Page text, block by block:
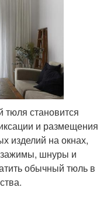
тюля становится
и размещения
изделий на окнах,
зажимы, шнуры и
обычный тюль в